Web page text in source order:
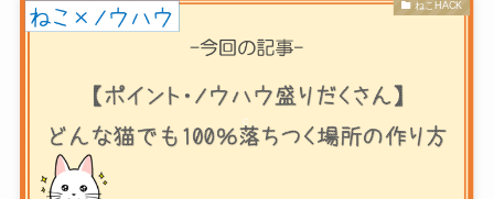
ねこHACK